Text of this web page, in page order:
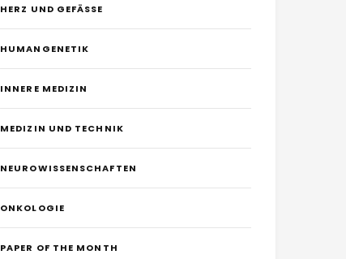
HERZ UND GEFÄSSE
HUMANGENETIK
INNERE MEDIZIN
MEDIZIN UND TECHNIK
NEUROWISSENSCHAFTEN
ONKOLOGIE
PAPER OF THE MONTH